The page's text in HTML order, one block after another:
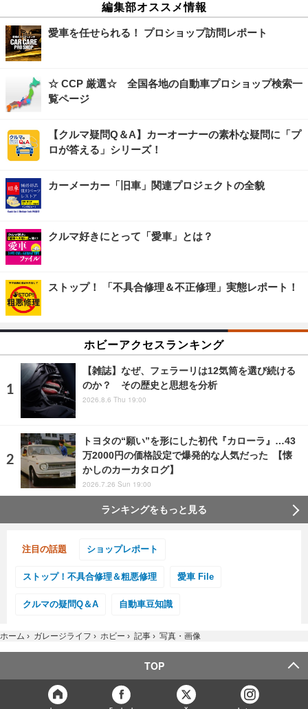
編集部オススメ情報
愛車を任せられる！ プロショップ訪問レポート
☆ CCP 厳選☆ 全国各地の自動車プロショップ検索一
覧ページ
【クルマ疑問Q＆A】カーオーナーの素朴な疑問に「プ
ロが答える」シリーズ！
カーメーカー「旧車」関連プロジェクトの全貌
クルマ好きにとって「愛車」とは？
ストップ！ 「不具合修理＆不正修理」実態レポート！
ホビーアクセスランキング
【雑誌】なぜ、フェラーリは12気筒を選び続ける
のか？ その歴史と思想を分析
2026.8.6 Thu 19:00
トヨタの“願い”を形にした初代『カローラ』…43
万2000円の価格設定で爆発的な人気だった 【懐
かしのカーカタログ】
2026.7.26 Sun 19:00
ランキングをもっと見る
注目の話題 ショップレポート
ストップ！不具合修理＆粗悪修理 愛車 File
クルマの疑問Q＆A 自動車豆知識
ホーム › ガレージライフ › ホビー › 記事 › 写真・画像
TOP